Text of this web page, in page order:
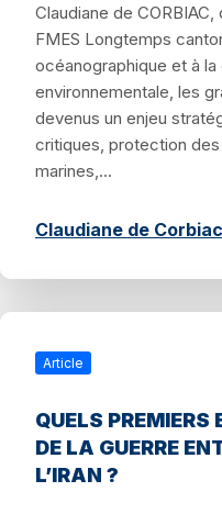
Claudiane de
FMES Longtemps
océanographique et à
environnementale, les
devenus un enjeu
critiques, protection
marines,...
Claudiane de Corbiac
Article
QUELS PREMIERS
DE LA GUERRE
L’IRAN ?